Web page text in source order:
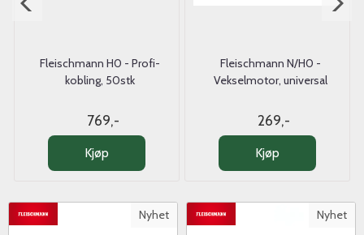
Fleischmann H0 - Profi-
kobling, 50stk
769,-
Kjøp
Fleischmann N/H0 -
Vekselmotor, universal
269,-
Kjøp
Nyhet Nyhet